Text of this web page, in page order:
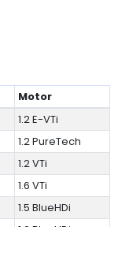
Motor
1.2 E-VTi
1.2 PureTech
1.2 VTi
1.6 VTi
1.5 BlueHDi
1.6 BlueHDi